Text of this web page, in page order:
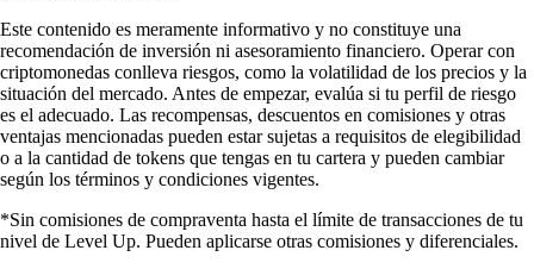
Este contenido es meramente informativo y no constituye una
recomendación de inversión ni asesoramiento financiero. Operar con
criptomonedas conlleva riesgos, como la volatilidad de los precios y la
situación del mercado. Antes de empezar, evalúa si tu perfil de riesgo
es el adecuado. Las recompensas, descuentos en comisiones y otras
ventajas mencionadas pueden estar sujetas a requisitos de elegibilidad
o a la cantidad de tokens que tengas en tu cartera y pueden cambiar
según los términos y condiciones vigentes.
*Sin comisiones de compraventa hasta el límite de transacciones de tu
nivel de Level Up. Pueden aplicarse otras comisiones y diferenciales.